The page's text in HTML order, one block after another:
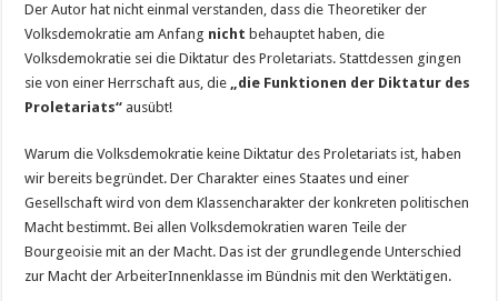
Der Autor hat nicht einmal verstanden, dass die Theoretiker der
Volksdemokratie am Anfang nicht behauptet haben, die
Volksdemokratie sei die Diktatur des Proletariats. Stattdessen gingen
sie von einer Herrschaft aus, die „die Funktionen der Diktatur des
Proletariats“ ausübt!
Warum die Volksdemokratie keine Diktatur des Proletariats ist, haben
wir bereits begründet. Der Charakter eines Staates und einer
Gesellschaft wird von dem Klassencharakter der konkreten politischen
Macht bestimmt. Bei allen Volksdemokratien waren Teile der
Bourgeoisie mit an der Macht. Das ist der grundlegende Unterschied
zur Macht der ArbeiterInnenklasse im Bündnis mit den Werktätigen.